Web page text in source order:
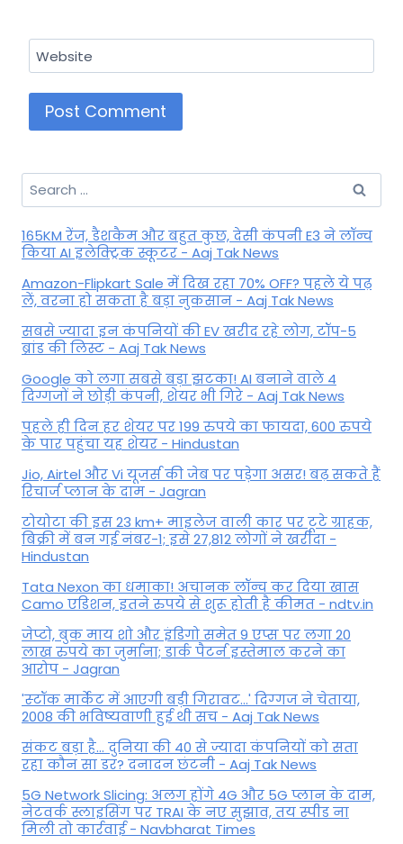
Website
Search
for:
165KM रेंज, डैशकैम और बहुत कुछ, देसी कंपनी E3 ने लॉन्च
किया AI इलेक्ट्रिक स्कूटर - Aaj Tak News
Amazon-Flipkart Sale में दिख रहा 70% OFF? पहले ये पढ़
लें, वरना हो सकता है बड़ा नुकसान - Aaj Tak News
सबसे ज्यादा इन कंपनियों की EV खरीद रहे लोग, टॉप-5
ब्रांड की लिस्ट - Aaj Tak News
Google को लगा सबसे बड़ा झटका! AI बनाने वाले 4
दिग्गजों ने छोड़ी कंपनी, शेयर भी गिरे - Aaj Tak News
पहले ही दिन हर शेयर पर 199 रुपये का फायदा, 600 रुपये
के पार पहुंचा यह शेयर - Hindustan
Jio, Airtel और Vi यूजर्स की जेब पर पड़ेगा असर! बढ़ सकते हैं
रिचार्ज प्लान के दाम - Jagran
टोयोटा की इस 23 km+ माइलेज वाली कार पर टूटे ग्राहक,
बिक्री में बन गई नंबर-1; इसे 27,812 लोगों ने खरीदा -
Hindustan
Tata Nexon का धमाका! अचानक लॉन्च कर दिया खास
Camo एडिशन, इतने रुपये से शुरू होती है कीमत - ndtv.in
जेप्टो, बुक माय शो और इंडिगो समेत 9 एप्स पर लगा 20
लाख रुपये का जुर्माना; डार्क पैटर्न इस्तेमाल करने का
आरोप - Jagran
'स्‍टॉक मार्केट में आएगी बड़ी गिरावट...' दिग्‍गज ने चेताया,
2008 की भविष्यवाणी हुई थी सच - Aaj Tak News
संकट बड़ा है... दुनिया की 40 से ज्यादा कंपनियों को सता
रहा कौन सा डर? दनादन छंटनी - Aaj Tak News
5G Network Slicing: अलग होंगे 4G और 5G प्लान के दाम,
नेटवर्क स्लाइसिंग पर TRAI के नए सुझाव, तय स्पीड ना
मिली तो कार्रवाई - Navbharat Times